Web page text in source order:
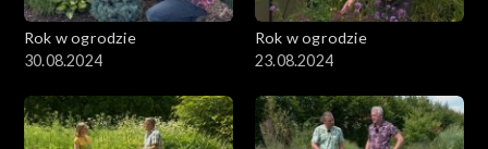
Rok w ogrodzie
30.08.2024
Rok w ogrodzie
23.08.2024